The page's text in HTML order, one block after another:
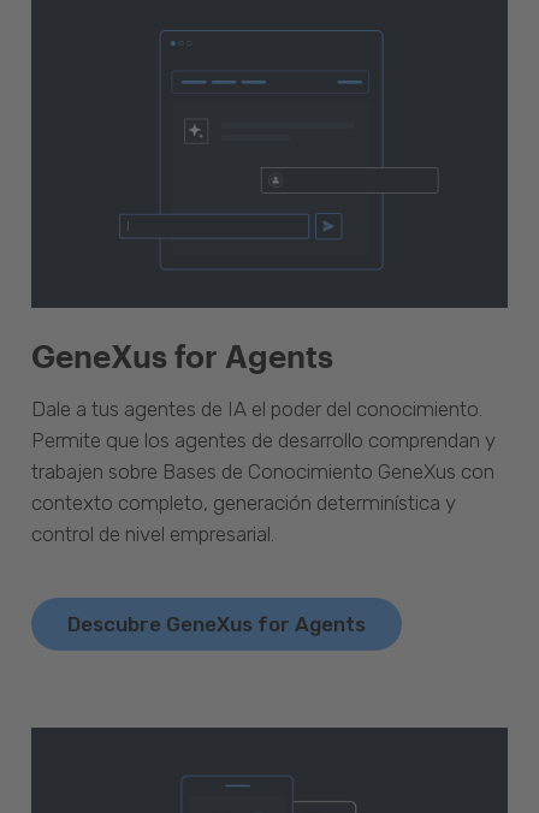
GeneXus for Agents
Dale a tus agentes de IA el poder del conocimiento.
Permite que los agentes de desarrollo comprendan y
trabajen sobre Bases de Conocimiento GeneXus con
contexto completo, generación determinística y
control de nivel empresarial.
Descubre GeneXus for Agents